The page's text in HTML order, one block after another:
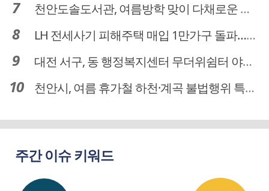
천안도솔도서관, 여름방학 맞이 다채로운 독서문화 프로그램 운영
LH 전세사기 피해주택 매입 1만가구 돌파…피해 인정도 4만건 넘어
대전 서구, 동 행정복지센터 무더위쉼터 야간·주말 운영
천안시, 여름 휴가철 하천·계곡 불법행위 특별단속
주간 이슈 키워드